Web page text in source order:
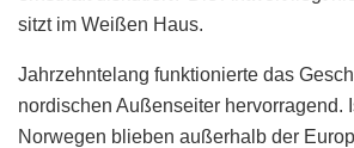
sitzt im Weißen Haus.
Jahrzehntelang funktionierte das
nordischen Außenseiter hervorragend.
Norwegen blieben außerhalb der